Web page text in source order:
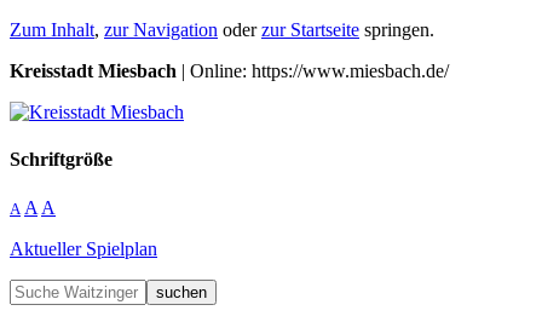
Zum Inhalt, zur Navigation oderzur Startseite springen.
Kreisstadt Miesbach | Online: https://www.miesbach.de/
Schriftgröße
A A A
Aktueller Spielplan
suchen